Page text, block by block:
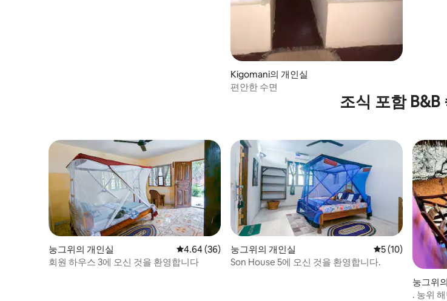
Kigomani의 개인실
편안한 수면
조식 포함 B&B
눙그위의 개인실 평점 4.64점(5점 만점), 후기 36개
4.64 (36)
회원 하우스 3에 오신 것을 환영합니다
눙그위의 개인실 평점 5점(5점 만점
5 (10)
Son House 5에 오신 것을 환영합니다.
눙그위
. 눙위